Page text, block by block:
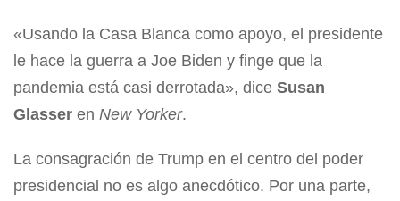
«Usando la Casa Blanca como apoyo, el presidente
le hace la guerra a Joe Biden y finge que la
pandemia está casi derrotada», dice Susan
Glasser en New Yorker.
La consagración de Trump en el centro del poder
presidencial no es algo anecdótico. Por una parte,